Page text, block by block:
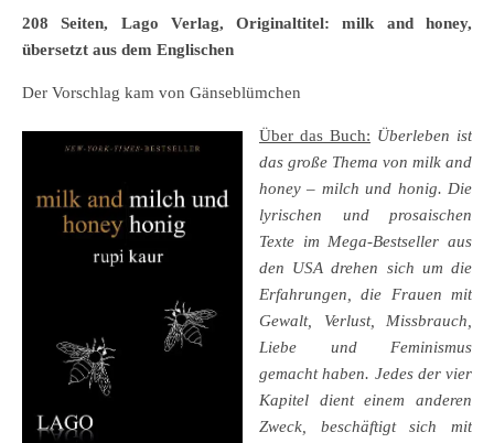
208 Seiten, Lago Verlag, Originaltitel: milk and honey,
übersetzt aus dem Englischen
Der Vorschlag kam von Gänseblümchen
Über das Buch: Überleben ist
das große Thema von milk and
honey – milch und honig. Die
lyrischen und prosaischen
Texte im Mega-Bestseller aus
den USA drehen sich um die
Erfahrungen, die Frauen mit
Gewalt, Verlust, Missbrauch,
Liebe und Feminismus
gemacht haben. Jedes der vier
Kapitel dient einem anderen
Zweck, beschäftigt sich mit